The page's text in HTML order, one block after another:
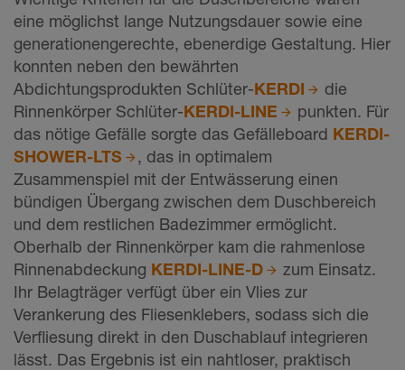
eine möglichst lange Nutzungsdauer sowie eine
generationengerechte, ebenerdige Gestaltung. Hier
konnten neben den bewährten
Abdichtungsprodukten Schlüter-KERDI
die
Rinnenkörper Schlüter-KERDI-LINE
punkten. Für
das nötige Gefälle sorgte das Gefälleboard KERDI-
SHOWER-LTS
, das in optimalem
Zusammenspiel mit der Entwässerung einen
bündigen Übergang zwischen dem Duschbereich
und dem restlichen Badezimmer ermöglicht.
Oberhalb der Rinnenkörper kam die rahmenlose
Rinnenabdeckung KERDI-LINE-D
zum Einsatz.
Ihr Belagträger verfügt über ein Vlies zur
Verankerung des Fliesenklebers, sodass sich die
Verfliesung direkt in den Duschablauf integrieren
lässt. Das Ergebnis ist ein nahtloser, praktisch